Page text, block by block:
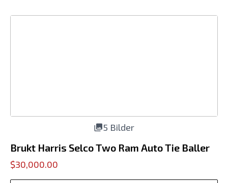
5 Bilder
Brukt Harris Selco Two Ram Auto Tie Baller
$30,000.00